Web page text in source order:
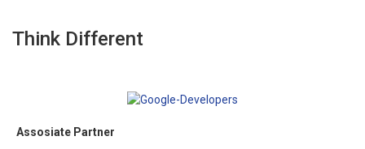
Think Different
Assosiate Partner